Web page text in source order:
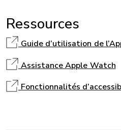
Ressources
Guide d’utilisation de
Assistance Apple Watch
Fonctionnalités